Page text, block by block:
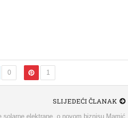
0 1
SLIJEDEĆI ČLANAK
solarne elektrane, o novom biznisu Mamić